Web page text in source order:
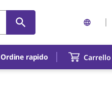
Ordine rapido Carrello